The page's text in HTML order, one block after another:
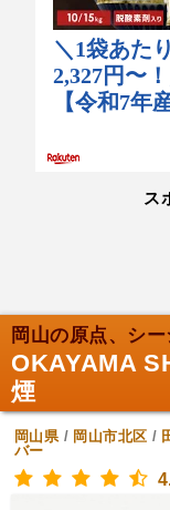
ス
岡山の原点、シー
OKAYAMA
煙
岡山県/ 岡山市北区 /
バー